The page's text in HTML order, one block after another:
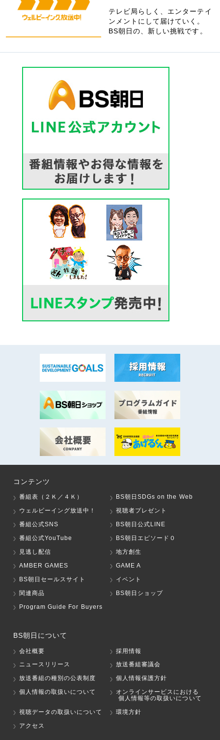
テレビ局らしく、エンターテイ
ンメントにして届けていく。
BS朝日の、新しい挑戦です。
コンテンツ
番組表（２Ｋ／４Ｋ）
BS朝日SDGs on the Web
ウェルビーイング放送中！
視聴者プレゼント
番組公式SNS
BS朝日公式LINE
番組公式YouTube
BS朝日エピソード０
見逃し配信
地方創生
AMBER GAMES
GAME A
BS朝日セールスサイト
イベント
関連商品
BS朝日ショップ
Program Guide For Buyers
BS朝日について
会社概要
採用情報
ニュースリリース
放送番組審議会
放送番組の種別の公表制度
個人情報保護方針
個人情報の取扱いについて
オンラインサービスにおける
個人情報等の取扱いについて
視聴データの取扱いについて
環境方針
アクセス